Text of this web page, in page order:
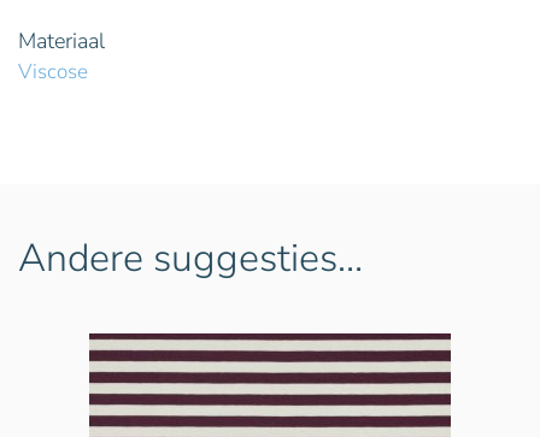
Materiaal
Viscose
Andere suggesties…